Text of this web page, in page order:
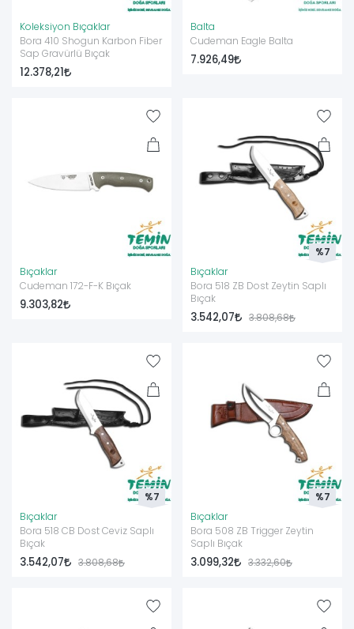
Koleksiyon Bıçaklar
Bora 410 Shogun Karbon Fiber
Sap Gravürlü Bıçak
12.378,21
Balta
Cudeman Eagle Balta
7.926,49
Bıçaklar
Cudeman 172-F-K Bıçak
9.303,82
Bıçaklar
Bora 518 ZB Dost Zeytin Saplı
Bıçak
3.542,07 3.808,68
%7
Bıçaklar
Bora 518 CB Dost Ceviz Saplı
Bıçak
3.542,07 3.808,68
%7
Bıçaklar
Bora 508 ZB Trigger Zeytin
Saplı Bıçak
3.099,32 3.332,60
%7